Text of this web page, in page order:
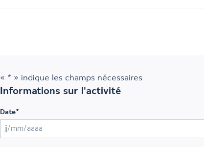
« * » indique les champs nécessaires
Informations sur l'activité
Date*